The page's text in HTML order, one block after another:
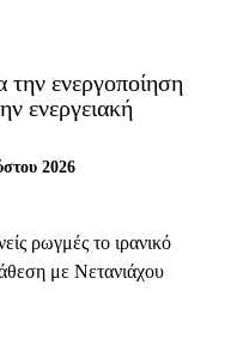
την ενεργοποίηση
ενεργειακή
2026